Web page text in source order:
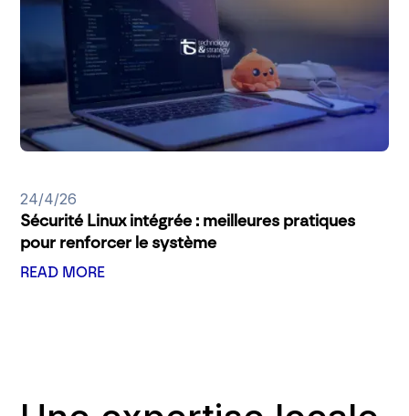
24/4/26
Sécurité Linux intégrée : meilleures pratiques
pour renforcer le système
READ MORE